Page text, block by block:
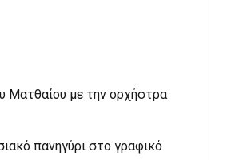
Ματθαίου με την ορχήστρα
πανηγύρι στο γραφικό